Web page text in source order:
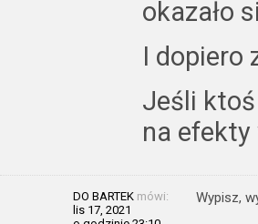
okazało
I dopiero
Jeśli
na
DO BARTEK mówi:
lis 17, 2021
Wypisz,